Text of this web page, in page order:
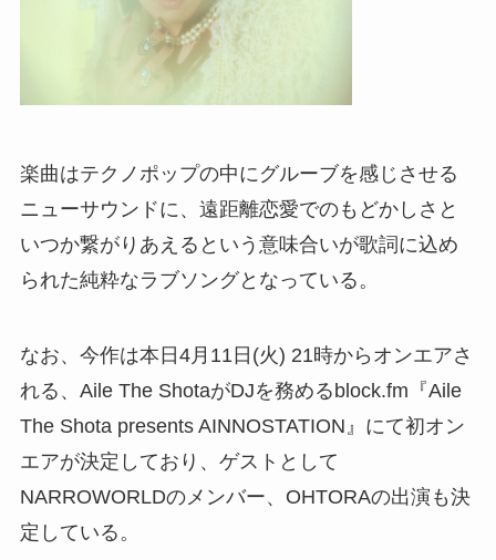
楽曲はテクノポップの中にグルーブを感じさせる
ニューサウンドに、遠距離恋愛でのもどかしさと
いつか繋がりあえるという意味合いが歌詞に込め
られた純粋なラブソングとなっている。
なお、今作は本日4月11日(火) 21時からオンエアさ
れる、Aile The ShotaがDJを務めるblock.fm『Aile
The Shota presents AINNOSTATION』にて初オン
エアが決定しており、ゲストとして
NARROWORLDのメンバー、OHTORAの出演も決
定している。